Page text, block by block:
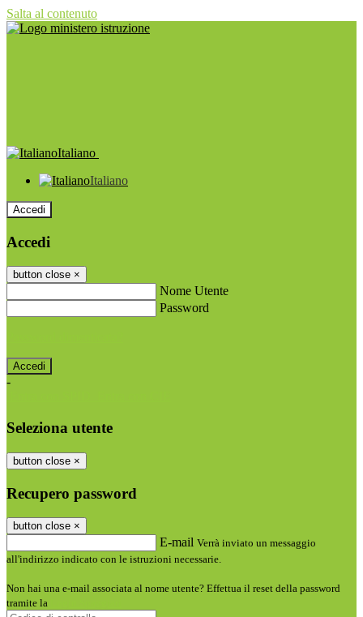
Salta al contenuto
Italiano
Italiano
Accedi
Accedi
button close ×
Nome Utente
Password
-
Seleziona utente
button close ×
Recupero password
button close ×
E-mail Verrà inviato un messaggio
all'indirizzo indicato con le istruzioni necessarie.
Non hai una e-mail associata al nome utente? Effettua il reset della password
tramite la